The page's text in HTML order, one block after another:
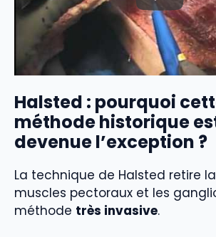
Halsted : pourquoi
méthode historique
devenue l’exception ?
La technique de Halsted retire
muscles pectoraux et les
méthode très invasive.